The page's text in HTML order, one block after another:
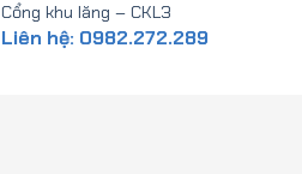
Cổng khu lăng – CKL3
Liên hệ: 0982.272.289